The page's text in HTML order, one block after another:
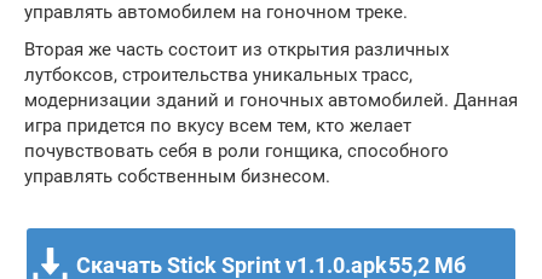
управлять автомобилем на гоночном треке.
Вторая же часть состоит из открытия различных
лутбоксов, строительства уникальных трасс,
модернизации зданий и гоночных автомобилей. Данная
игра придется по вкусу всем тем, кто желает
почувствовать себя в роли гонщика, способного
управлять собственным бизнесом.
Скачать Stick Sprint v1.1.0.apk55,2 Мб